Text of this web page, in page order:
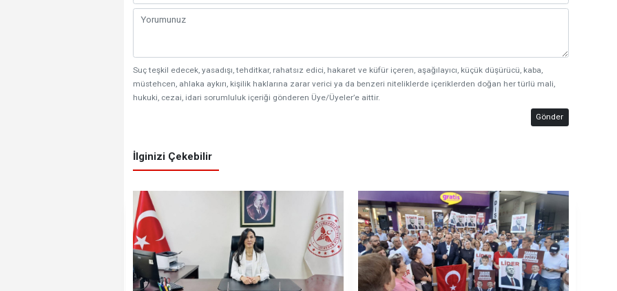
Suç teşkil edecek, yasadışı, tehditkar, rahatsız edici, hakaret ve küfür içeren, aşağılayıcı, küçük düşürücü, kaba,
müstehcen, ahlaka aykırı, kişilik haklarına zarar verici ya da benzeri niteliklerde içeriklerden doğan her türlü mali,
hukuki, cezai, idari sorumluluk içeriği gönderen Üye/Üyeler’e aittir.
Gönder
İlginizi Çekebilir